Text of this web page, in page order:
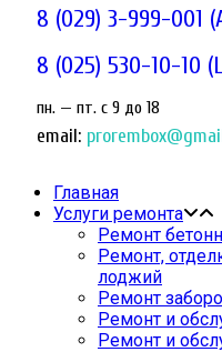
8 (029) 3-999-001
8 (025) 530-10-10
пн. — пт. c 9 до 18
email:
Главная
Услуги ремонта
Ремонт
Ремонт,
лоджий
Ремонт
Ремонт и
Ремонт и